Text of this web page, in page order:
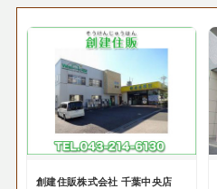
創建住販株式会社 千葉中央店